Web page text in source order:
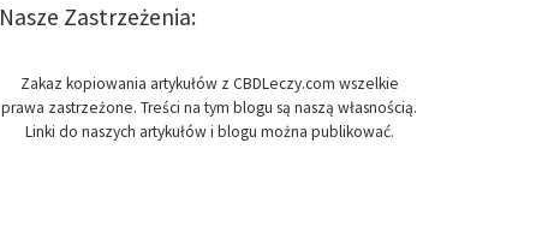
Nasze Zastrzeżenia:
Zakaz kopiowania artykułów z CBDLeczy.com wszelkie
prawa zastrzeżone. Treści na tym blogu są naszą własnością.
Linki do naszych artykułów i blogu można publikować.